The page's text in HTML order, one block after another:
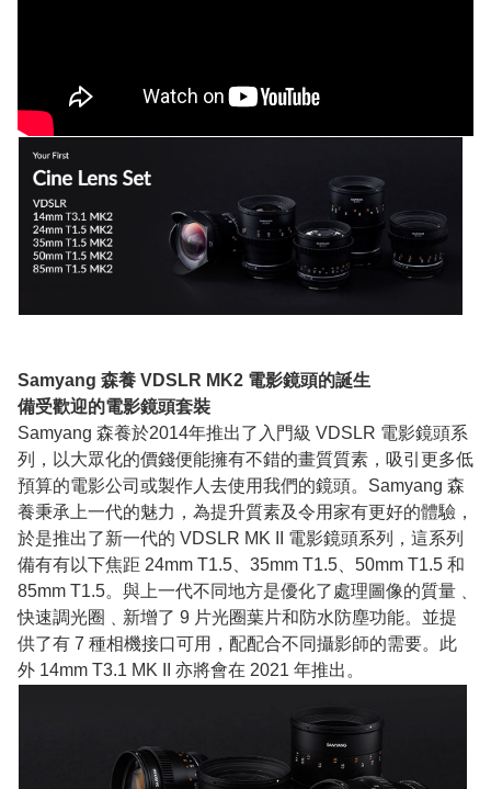
Samyang 森養 VDSLR MK2 電影鏡頭的誕生
備受歡迎的電影鏡頭套裝
Samyang 森養於2014年推出了入門級 VDSLR 電影鏡頭系
列，以大眾化的價錢便能擁有不錯的畫質質素，吸引更多低
預算的電影公司或製作人去使用我們的鏡頭。Samyang 森
養秉承上一代的魅力，為提升質素及令用家有更好的體驗，
於是推出了新一代的 VDSLR MK II 電影鏡頭系列，這系列
備有有以下焦距 24mm T1.5、35mm T1.5、50mm T1.5 和
85mm T1.5。與上一代不同地方是優化了處理圖像的質量﹑
快速調光圈﹑新增了 9 片光圈葉片和防水防塵功能。並提
供了有 7 種相機接口可用，配配合不同攝影師的需要。此
外 14mm T3.1 MK II 亦將會在 2021 年推出。